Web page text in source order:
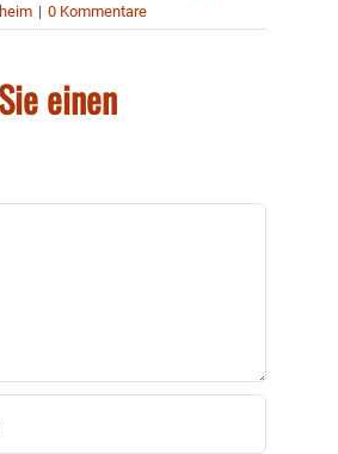
| 0 Kommentare
einen